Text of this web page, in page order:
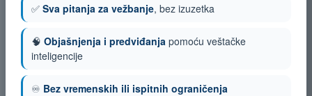
✅ Sva pitanja za vežbanje, bez izuzetka
🧠 Objašnjenja i predviđanja pomoću veštačke
inteligencije
♾️ Bez vremenskih ili ispitnih ograničenja